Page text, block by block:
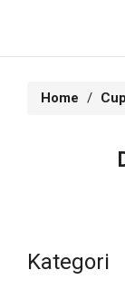
Home Cup
Kategori